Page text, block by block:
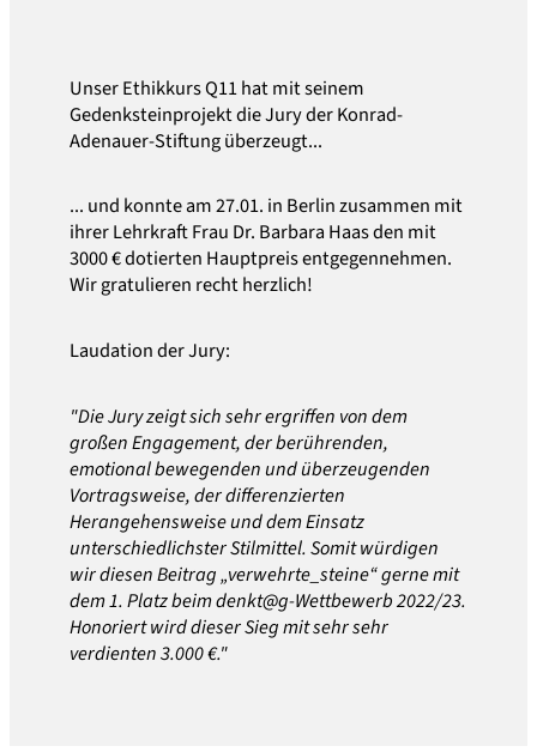
Unser Ethikkurs Q11 hat mit seinem
Gedenksteinprojekt die Jury der Konrad-
Adenauer-Stiftung überzeugt...
... und konnte am 27.01. in Berlin zusammen mit
ihrer Lehrkraft Frau Dr. Barbara Haas den mit
3000 € dotierten Hauptpreis entgegennehmen.
Wir gratulieren recht herzlich!
Laudation der Jury:
"Die Jury zeigt sich sehr ergriffen von dem
großen Engagement, der berührenden,
emotional bewegenden und überzeugenden
Vortragsweise, der differenzierten
Herangehensweise und dem Einsatz
unterschiedlichster Stilmittel. Somit würdigen
wir diesen Beitrag „verwehrte_steine“ gerne mit
dem 1. Platz beim denkt@g-Wettbewerb 2022/23.
Honoriert wird dieser Sieg mit sehr sehr
verdienten 3.000 €."